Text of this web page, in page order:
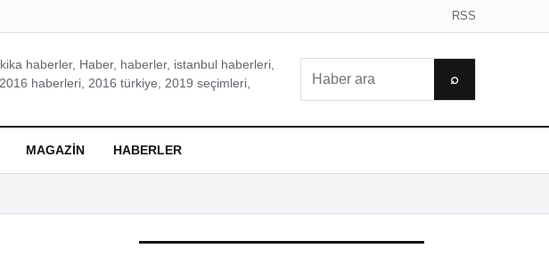
RSS
haberler, Haber, haberler, istanbul haberleri,
haberleri, 2016 türkiye, 2019 seçimleri,
⌕
MAGAZIN HABERLER